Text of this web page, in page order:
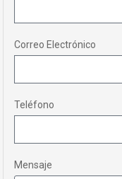
Correo Electrónico
Teléfono
Mensaje